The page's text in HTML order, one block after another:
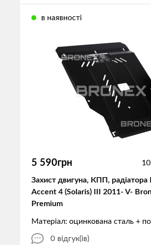
в наявності
5 590грн
Захист двигуна, КПП, радіатора
Accent 4 (Solaris) III 2011- V-
Premium
Матеріал: оцинкована сталь +
0 відгук(ів)